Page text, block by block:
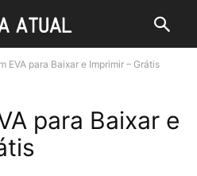
EVA para Baixar e Imprimir – Grátis
para Baixar e